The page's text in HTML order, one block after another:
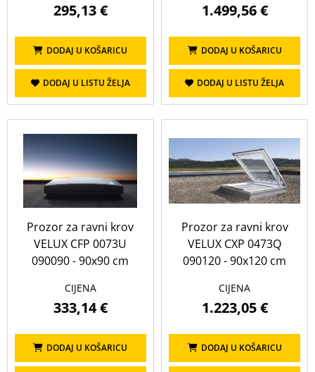
100
120 150
80
90
Širina
Prikaži sve
90
Namjena
Prikaži sve
10
Krovni prozor Prozori za ravni krov
295,13 €
DODAJ U KOŠARICU
DODAJ U LISTU ŽELJA
1.499,56 €
DODAJ U KOŠARICU
DODAJ U LISTU ŽELJA
Prozor za ravni krov
VELUX CFP 0073U
090090 - 90x90 cm
CIJENA
333,14 €
DODAJ U KOŠARICU
Prozor za ravni krov
VELUX CXP 0473Q
090120 - 90x120 cm
CIJENA
1.223,05 €
DODAJ U KOŠARICU